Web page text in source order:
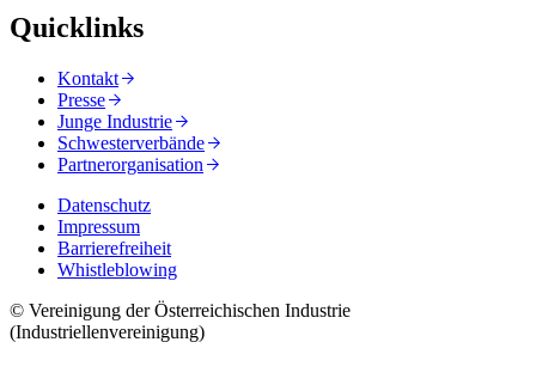
Quicklinks
Kontakt
Presse
Junge Industrie
Schwesterverbände
Partnerorganisation
Datenschutz
Impressum
Barrierefreiheit
Whistleblowing
© Vereinigung der Österreichischen Industrie
(Industriellenvereinigung)